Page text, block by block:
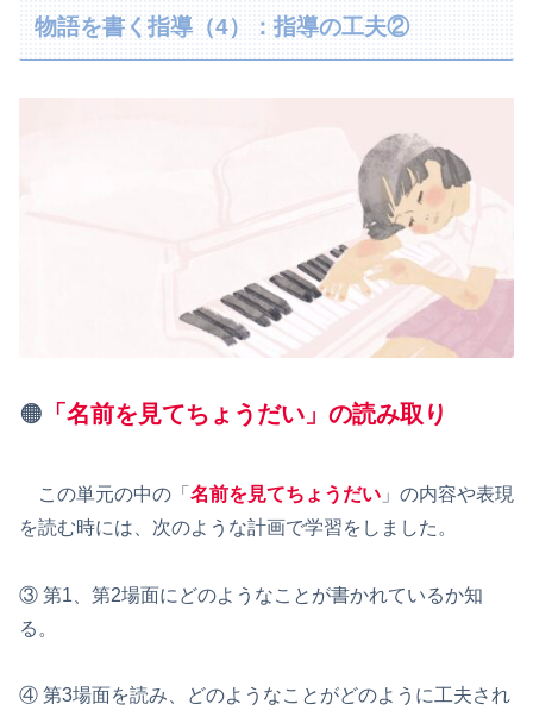
物語を書く指導（4）：指導の工夫②
🟠 「名前を見てちょうだい」の読み取り
この単元の中の「 名前を見てちょうだい 」の内容や表現
を読む時には、次のような計画で学習をしました。
③ 第1、第2場面にどのようなことが書かれているか知
る。
④ 第3場面を読み、どのようなことがどのように工夫され